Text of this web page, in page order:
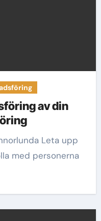
av din
med personerna